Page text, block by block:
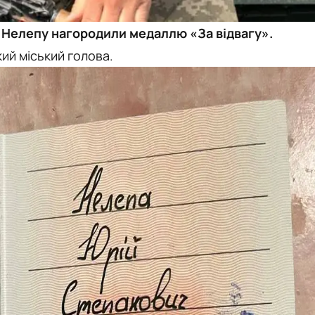
нагородили медаллю «За відвагу».
міський голова.